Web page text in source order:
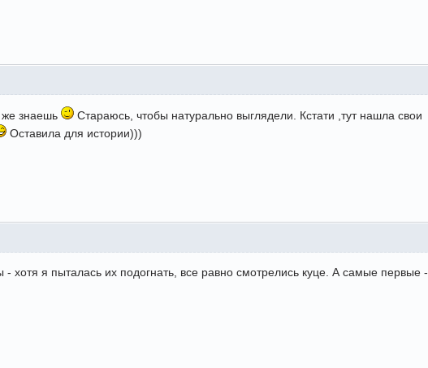
же знаешь
Стараюсь, чтобы натурально выглядели. Кстати ,тут нашла свои
Оставила для истории)))
- хотя я пыталась их подогнать, все равно смотрелись куце. А самые первые -